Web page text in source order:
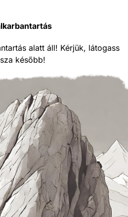
alatt áll! Kérjük, látogass
később!